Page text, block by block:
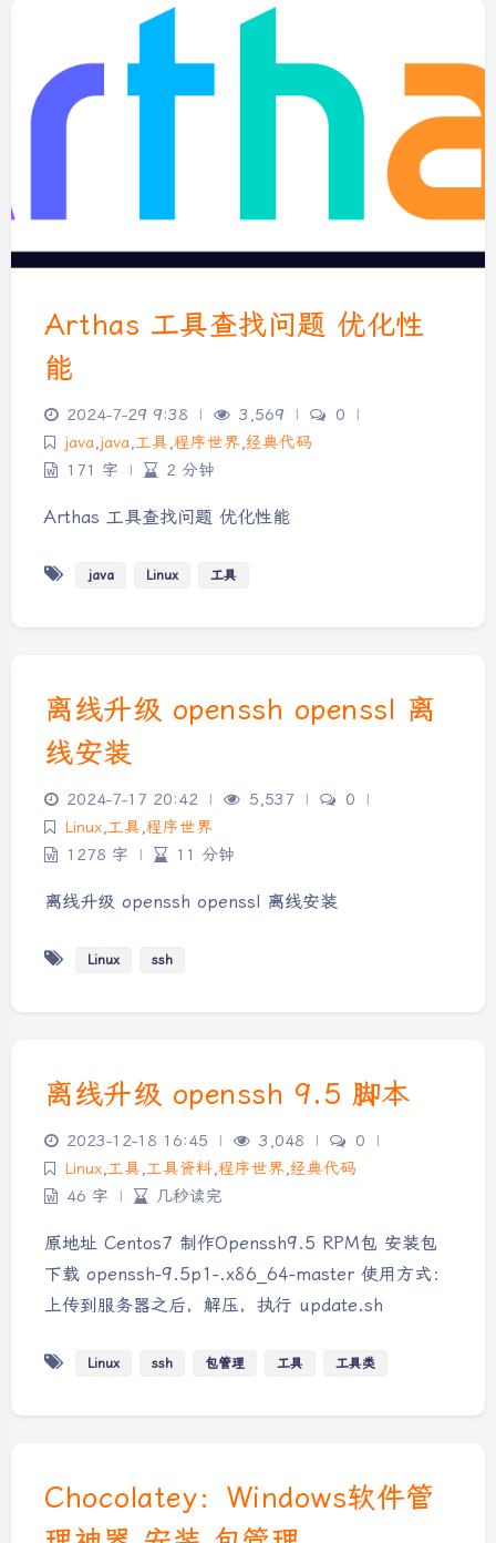
Arthas 工具查找问题 优化性
能
2024-7-29 9:38 | 3,569 | 0
|
java,java,工具,程序世界,经典代码
171 字
| 2 分钟
Arthas 工具查找问题 优化性能
java Linux 工具
离线升级 openssh openssl 离
线安装
2024-7-17 20:42 | 5,537 | 0
|
Linux,工具,程序世界
1278 字
| 11 分钟
离线升级 openssh openssl 离线安装
Linux ssh
离线升级 openssh 9.5 脚本
2023-12-18 16:45 | 3,048 | 0
|
Linux,工具,工具资料,程序世界,经典代码
46 字
| 几秒读完
原地址 Centos7 制作Openssh9.5 RPM包 安装包
下载 openssh-9.5p1-.x86_64-master 使用方式：
上传到服务器之后，解压，执行 update.sh
Linux ssh 包管理 工具 工具类
Chocolatey：Windows软件管